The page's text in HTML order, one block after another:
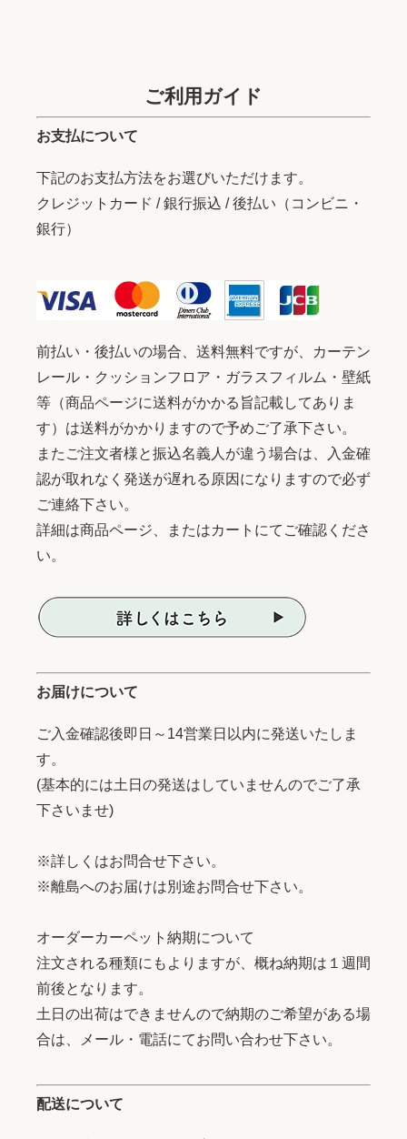
ご利用ガイド
お支払について
下記のお支払方法をお選びいただけます。
クレジットカード / 銀行振込 / 後払い（コンビニ・
銀行）
前払い・後払いの場合、送料無料ですが、カーテン
レール・クッションフロア・ガラスフィルム・壁紙
等（商品ページに送料がかかる旨記載してありま
す）は送料がかかりますので予めご了承下さい。
またご注文者様と振込名義人が違う場合は、入金確
認が取れなく発送が遅れる原因になりますので必ず
ご連絡下さい。
詳細は商品ページ、またはカートにてご確認くださ
い。
お届けについて
ご入金確認後即日～14営業日以内に発送いたしま
す。
(基本的には土日の発送はしていませんのでご了承
下さいませ)
※詳しくはお問合せ下さい。
※離島へのお届けは別途お問合せ下さい。
オーダーカーペット納期について
注文される種類にもよりますが、概ね納期は１週間
前後となります。
土日の出荷はできませんので納期のご希望がある場
合は、メール・電話にてお問い合わせ下さい。
配送について